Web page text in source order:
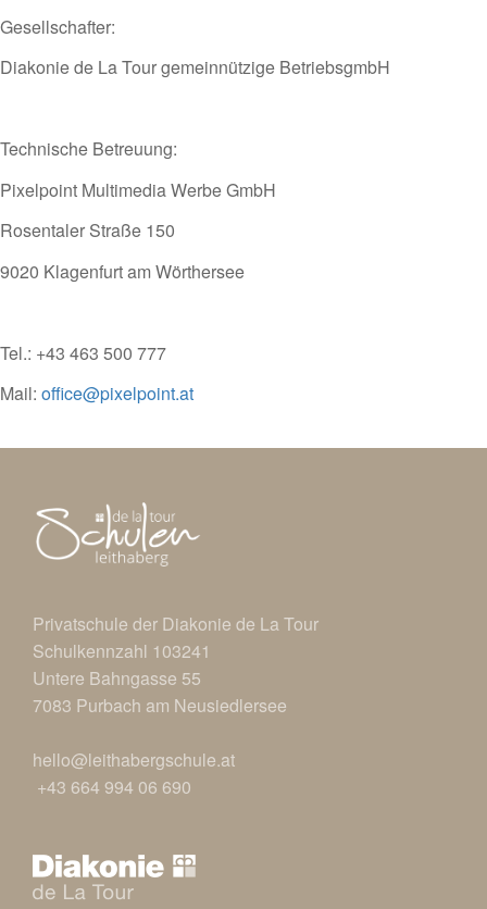
Gesellschafter:
Diakonie de La Tour gemeinnützige BetriebsgmbH
Technische Betreuung:
Pixelpoint Multimedia Werbe GmbH
Rosentaler Straße 150
9020 Klagenfurt am Wörthersee
Tel.: +43 463 500 777
Mail: office@pixelpoint.at
Privatschule der Diakonie de La Tour
Schulkennzahl 103241
Untere Bahngasse 55
7083 Purbach am Neusiedlersee
hello@leithabergschule.at
+43 664 994 06 690